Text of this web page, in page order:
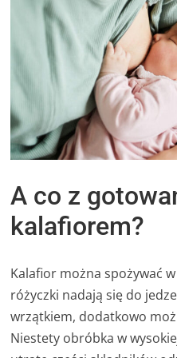
A co z
kalafiorem?
Kalafior można spożywać
różyczki nadają się do
wrzątkiem, dodatkowo
Niestety obróbka w